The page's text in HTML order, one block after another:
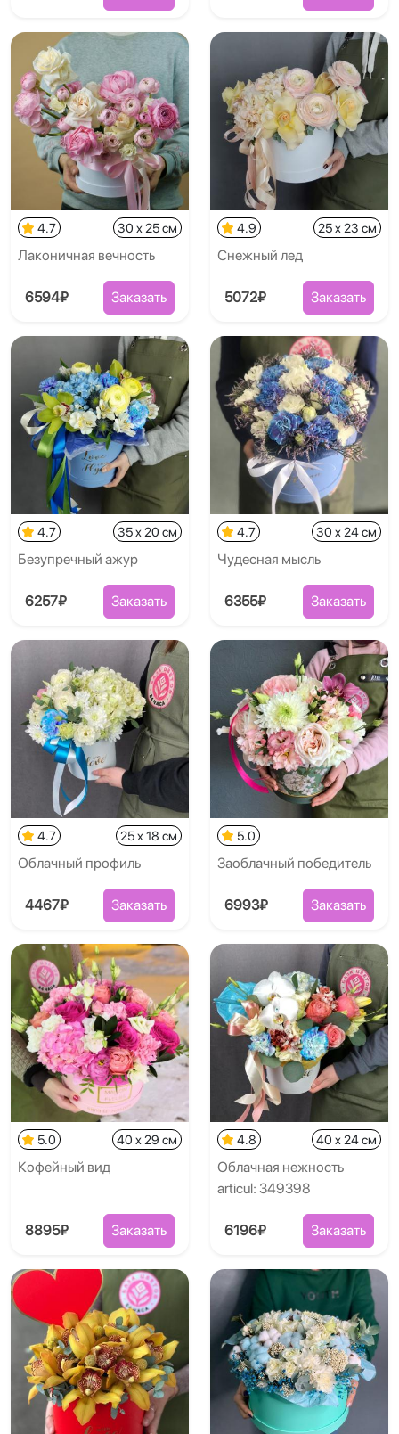
4.7 30 x 25 см
Лаконичная вечность
6594₽ Заказать
4.9 25 x 23 см
Снежный лед
5072₽ Заказать
4.7 35 x 20 см
Безупречный ажур
6257₽ Заказать
4.7 30 x 24 см
Чудесная мысль
6355₽ Заказать
4.7 25 x 18 см
Облачный профиль
4467₽ Заказать
5.0
Заоблачный победитель
6993₽ Заказать
5.0 40 x 29 см
Кофейный вид
8895₽ Заказать
4.8 40 x 24 см
Облачная нежность
articul: 349398
6196₽ Заказать